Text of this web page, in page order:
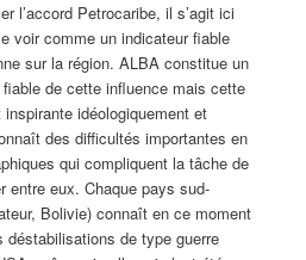
l’accord Petrocaribe, il s’agit ici
voir comme un indicateur fiable
sur la région. ALBA constitue un
de cette influence mais cette
idéologiquement et
des difficultés importantes en
qui compliquent la tâche de
entre eux. Chaque pays sud-
Bolivie) connaît en ce moment
déstabilisations de type guerre